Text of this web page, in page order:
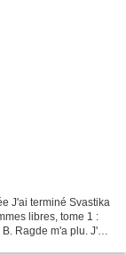
J'ai terminé Svastika
libres, tome 1 :
Ragde m'a plu. J'ai